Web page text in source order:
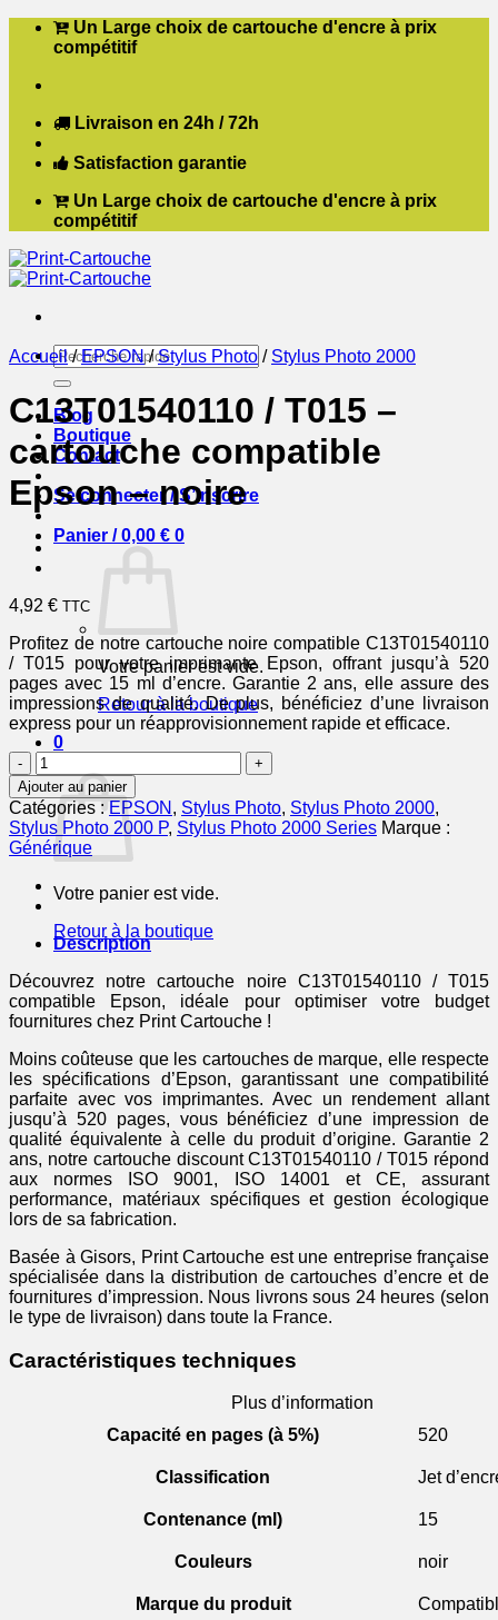
Passer Un Large choix de cartouche d'encre à prix
compétitif
Livraison en 24h / 72h
Satisfaction garantie
Un Large choix de cartouche d'encre à prix
compétitif
Recherche
pour :
Blog
Boutique
Contact
Se connecter / S’inscrire
Panier /0,00 € 0
Votre panier est vide.
Retour à la boutique
0
Votre panier est vide.
Retour à la boutique
Accueil / EPSON / Stylus Photo / Stylus Photo 2000
C13T01540110 / T015 –
cartouche compatible
Epson – noire
4,92 € TTC
Profitez de notre cartouche noire compatible C13T01540110
/ T015 pour votre imprimante Epson, offrant jusqu’à 520
pages avec 15 ml d’encre. Garantie 2 ans, elle assure des
impressions de qualité. De plus, bénéficiez d’une livraison
express pour un réapprovisionnement rapide et efficace.
quantité
de
C13T01540110
/
T015
-
cartouche
compatible
Epson
-
Ajouter au panier
Catégories :EPSON , Stylus Photo, Stylus Photo 2000,
Stylus Photo 2000 P, Stylus Photo 2000 Series Marque :
Générique
Description
Découvrez notre cartouche noire C13T01540110 / T015
compatible Epson, idéale pour optimiser votre budget
fournitures chez Print Cartouche !
Moins coûteuse que les cartouches de marque, elle respecte
les spécifications d’Epson, garantissant une compatibilité
parfaite avec vos imprimantes. Avec un rendement allant
jusqu’à 520 pages, vous bénéficiez d’une impression de
qualité équivalente à celle du produit d’origine. Garantie 2
ans, notre cartouche discount C13T01540110 / T015 répond
aux normes ISO 9001, ISO 14001 et CE, assurant
performance, matériaux spécifiques et gestion écologique
lors de sa fabrication.
Basée à Gisors, Print Cartouche est une entreprise française
spécialisée dans la distribution de cartouches d’encre et de
fournitures d’impression. Nous livrons sous 24 heures (selon
le type de livraison) dans toute la France.
Caractéristiques techniques
Plus d’information
Capacité en pages (à 5%)
520
Classification Jet
Contenance (ml) 15
Couleurs noir
Marque du produit